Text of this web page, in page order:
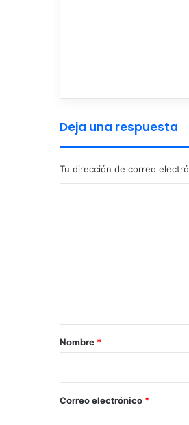
Deja una respuesta
Tu dirección de correo
r
*
Nombre *
Correo electrónico *